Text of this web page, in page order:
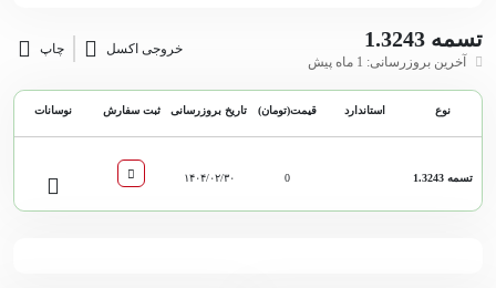
تسمه 1.3243
آخرین بروزرسانی: 1 ماه پیش
خروجی اکسل چاپ
نوع استاندارد قیمت(تومان) تاریخ بروزرسانی ثبت سفارش نوسانات
تسمه 1.3243 0 ۱۴۰۴/۰۲/۳۰